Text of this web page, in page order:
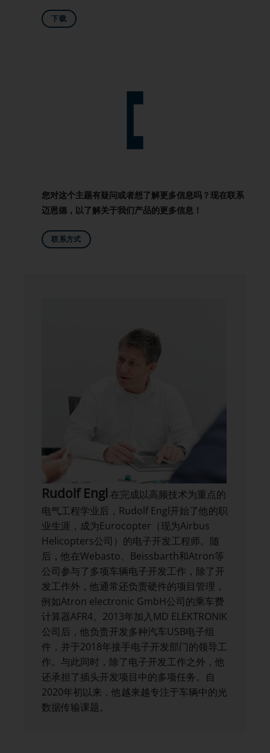
下载
您对这个主题有疑问或者想了解更多信息吗？现在联系
迈恩德，以了解关于我们产品的更多信息！
联系方式
Rudolf Engl 在完成以高频技术为重点的
电气工程学业后，Rudolf Engl开始了他的职
业生涯，成为Eurocopter（现为Airbus
Helicopters公司）的电子开发工程师。随
后，他在Webasto、Beissbarth和Atron等
公司参与了多项车辆电子开发工作，除了开
发工作外，他通常还负责硬件的项目管理，
例如Atron electronic GmbH公司的乘车费
计算器AFR4。2013年加入MD ELEKTRONIK
公司后，他负责开发多种汽车USB电子组
件，并于2018年接手电子开发部门的领导工
作。与此同时，除了电子开发工作之外，他
还承担了插头开发项目中的多项任务。自
2020年初以来，他越来越专注于车辆中的光
数据传输课题。